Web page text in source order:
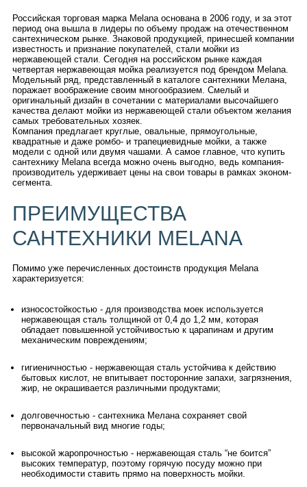
Российская торговая марка Melana основана в 2006 году, и за этот
период она вышла в лидеры по объему продаж на отечественном
сантехническом рынке. Знаковой продукцией, принесшей компании
известность и признание покупателей, стали мойки из
нержавеющей стали. Сегодня на российском рынке каждая
четвертая нержавеющая мойка реализуется под брендом Melana.
Модельный ряд, представленный в каталоге сантехники Мелана,
поражает воображение своим многообразием. Смелый и
оригинальный дизайн в сочетании с материалами высочайшего
качества делают мойки из нержавеющей стали объектом желания
самых требовательных хозяек.
Компания предлагает круглые, овальные, прямоугольные,
квадратные и даже ромбо- и трапециевидные мойки, а также
модели с одной или двумя чашами. А самое главное, что купить
сантехнику Melana всегда можно очень выгодно, ведь компания-
производитель удерживает цены на свои товары в рамках эконом-
сегмента.
ПРЕИМУЩЕСТВА
САНТЕХНИКИ MELANA
Помимо уже перечисленных достоинств продукция Melana
характеризуется:
износостойкостью - для производства моек используется
нержавеющая сталь толщиной от 0,4 до 1,2 мм, которая
обладает повышенной устойчивостью к царапинам и другим
механическим повреждениям;
гигиеничностью - нержавеющая сталь устойчива к действию
бытовых кислот, не впитывает посторонние запахи, загрязнения,
жир, не окрашивается различными продуктами;
долговечностью - сантехника Мелана сохраняет свой
первоначальный вид многие годы;
высокой жаропрочностью - нержавеющая сталь “не боится”
высоких температур, поэтому горячую посуду можно при
необходимости ставить прямо на поверхность мойки.